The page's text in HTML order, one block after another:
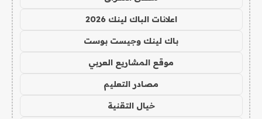
اعلانات الباك لينك 2026
باك لينك وجيست بوست
موقع المشاريع العربي
مصادر التعليم
خيال التقنية